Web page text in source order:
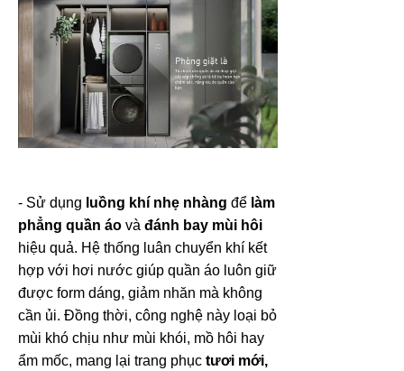
- Sử dụng luồng khí nhẹ nhàng để làm
phẳng quần áo và đánh bay mùi hôi
hiệu quả. Hệ thống luân chuyển khí kết
hợp với hơi nước giúp quần áo luôn giữ
được form dáng, giảm nhăn mà không
cần ủi. Đồng thời, công nghệ này loại bỏ
mùi khó chịu như mùi khói, mồ hôi hay
ẩm mốc, mang lại trang phục tươi mới,